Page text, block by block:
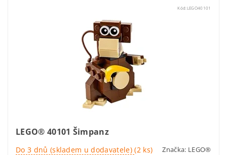
Kód: LEGO40101
LEGO® 40101 Šimpanz
Do 3 dnů (skladem u dodavatele)(2 ks) Značka: LEGO®